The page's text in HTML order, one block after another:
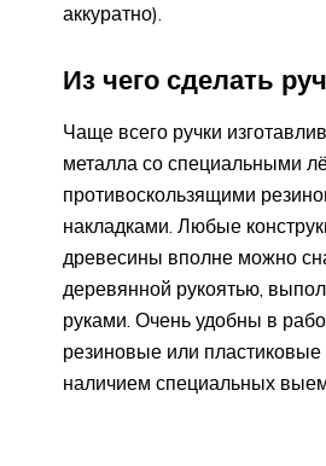
аккуратно).
Из чего сделать
Чаще всего ручки
металла со специальными
противоскользящими
накладками. Любые
древесины вполне можно
деревянной рукоятью,
руками. Очень удобны в
резиновые или пластиковые
наличием специальных